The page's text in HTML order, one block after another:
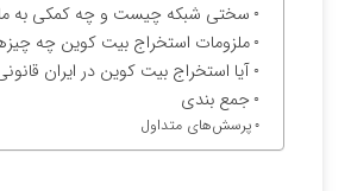
سختی شبکه چیست و چه کمکی به
ملزومات استخراج بیت کوین چه
آیا استخراج بیت کوین در ایران
جمع بندی
پرسش‌های متداول